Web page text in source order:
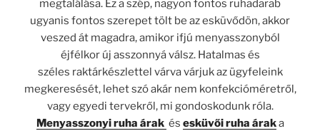
megtalálása. Ez a szép, nagyon fontos ruhadarab
ugyanis fontos szerepet tölt be az esküvődön, akkor
veszed át magadra, amikor ifjú menyasszonyból
éjfélkor új asszonnyá válsz. Hatalmas és
széles raktárkészlettel várva várjuk az ügyfeleink
megkeresését, lehet szó akár nem konfekcióméretről,
vagy egyedi tervekről, mi gondoskodunk róla.
Menyasszonyi ruha árak és esküvői ruha áraka